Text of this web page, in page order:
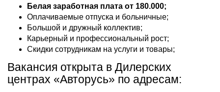
Белая заработная плата от 180.000;
Оплачиваемые отпуска и больничные;
Большой и дружный коллектив;
Карьерный и профессиональный рост;
Скидки сотрудникам на услуги и товары;
Вакансия открыта в Дилерских
центрах «Авторусь» по адресам: